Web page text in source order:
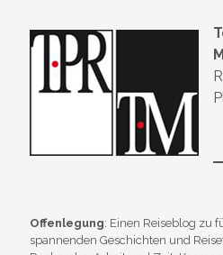
Offenlegung: Einen Reiseblog zu
spannenden Geschichten und